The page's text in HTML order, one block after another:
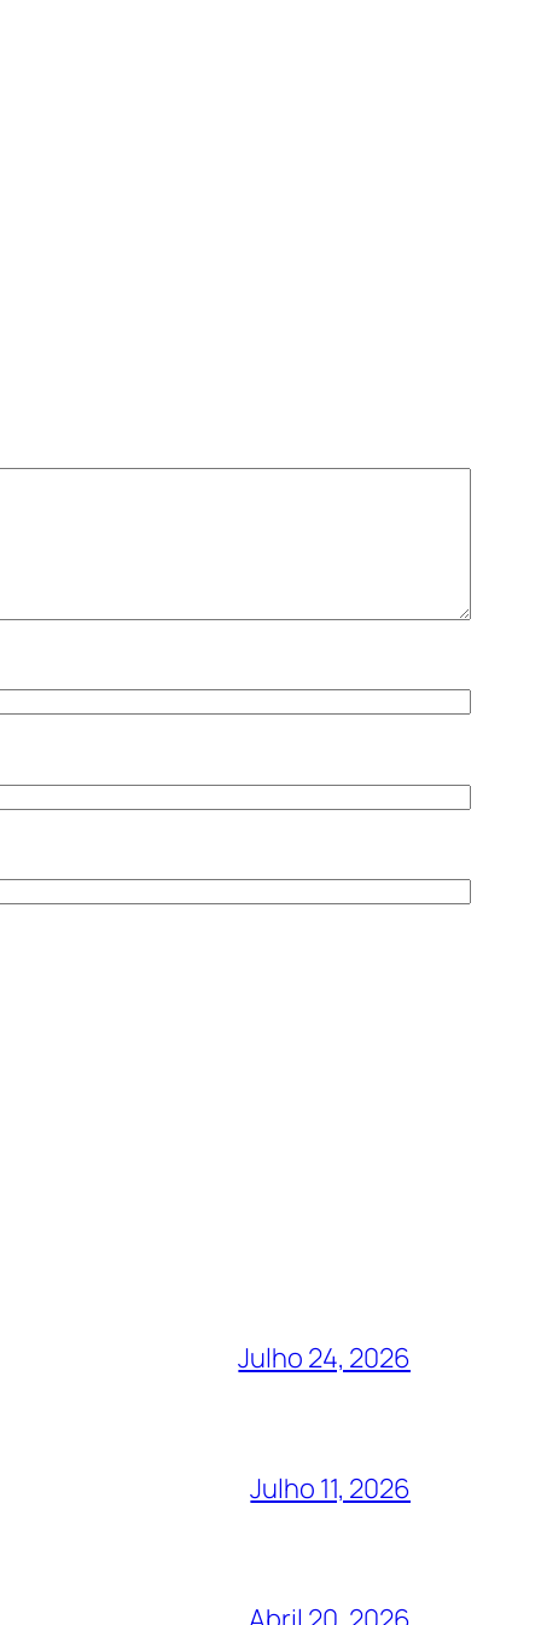
Julho 24, 2026
Julho 11, 2026